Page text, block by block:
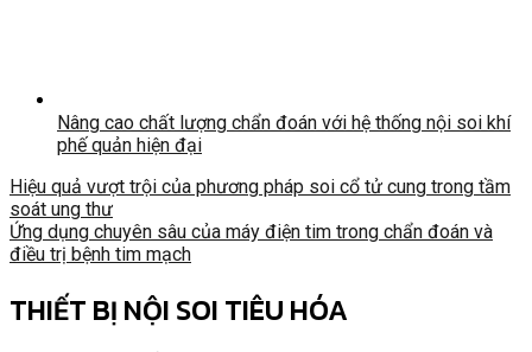
Nâng cao chất lượng chẩn đoán với hệ thống nội soi khí
phế quản hiện đại
Hiệu quả vượt trội của phương pháp soi cổ tử cung trong tầm
soát ung thư
Ứng dụng chuyên sâu của máy điện tim trong chẩn đoán và
điều trị bệnh tim mạch
THIẾT BỊ NỘI SOI TIÊU HÓA